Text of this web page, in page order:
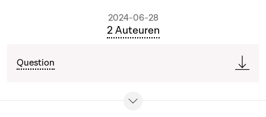
2024-06-28
2 Auteuren
Question